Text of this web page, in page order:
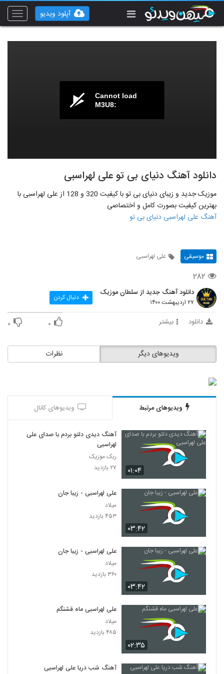
Toggle
آپلود ویدیو
Cannot load
M3U8:
دانلود آهنگ دنیای بی تو علی لهراسبی
موزیک جدید و زیبای دنیای بی تو با کیفیت 320 و 128 از علی لهراسبی با
بهترین کیفیت بصورت کامل و اختصاصی
آهنگ علی لهراسبی دنیای بی تو
موسیقی علی لهراسبی
۲۸۲
دانلود آهنگ جدید از سلطان موزیک
۲۷ اردیبهشت ۱۴۰۰ دنبال کردن
دانلود بیشتر ۰ ۰
نظرات ویدیوهای دیگر
ویدیوهای مرتبط ویدیوهای کانال
۰۱:۰۴
آهنگ دیدی دلتو بردم با صدای علی
لهراسبی
ربک موزیک
۲۷ بازدید
۰۳:۴۲
علی لهراسبی - زیبا جان
میلاد
۴۵۳ بازدید
۰۳:۴۲
علی لهراسبی - زیبا جان
میلاد
۳۶۰ بازدید
۰۲:۳۵
علی لهراسبی ماه قشنگم
میلاد
۴۸۵ بازدید
آهنگ شب دریا علی لهراسبی